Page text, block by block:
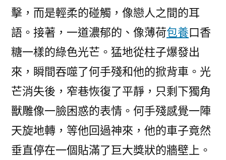
擊，而是輕柔的碰觸，像戀人之間的耳
語。接著，一道濃郁的、像薄荷包養口香
糖一樣的綠色光芒。猛地從柱子爆發出
來，瞬間吞噬了何手殘和他的掀背車。光
芒消失後，窄巷恢復了平靜，只剩下獨角
獸雕像一臉困惑的表情。何手殘感覺一陣
天旋地轉，等他回過神來，他的車子竟然
垂直停在一個貼滿了巨大獎狀的牆壁上。